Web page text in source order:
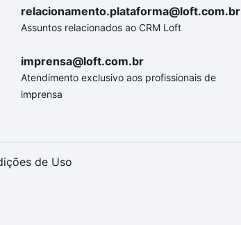
relacionamento.plataforma@loft.com.br
Assuntos relacionados ao CRM Loft
imprensa@loft.com.br
Atendimento exclusivo aos profissionais de
imprensa
de Uso